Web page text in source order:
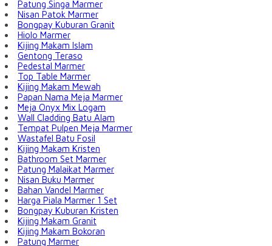
Patung Singa Marmer
Nisan Patok Marmer
Bongpay Kuburan Granit
Hiolo Marmer
Kijing Makam Islam
Gentong Teraso
Pedestal Marmer
Top Table Marmer
Kijing Makam Mewah
Papan Nama Meja Marmer
Meja Onyx Mix Logam
Wall Cladding Batu Alam
Tempat Pulpen Meja Marmer
Wastafel Batu Fosil
Kijing Makam Kristen
Bathroom Set Marmer
Patung Malaikat Marmer
Nisan Buku Marmer
Bahan Vandel Marmer
Harga Piala Marmer 1 Set
Bongpay Kuburan Kristen
Kijing Makam Granit
Kijing Makam Bokoran
Patung Marmer